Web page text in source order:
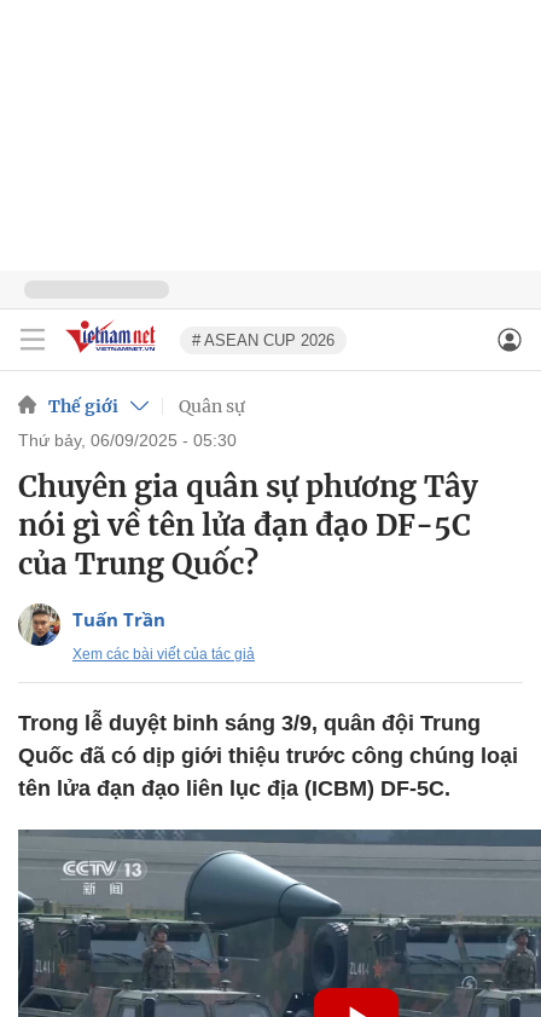
# ASEAN CUP 2026
Thế giới Quân sự
thứ bảy, 06/09/2025 - 05:30
Chuyên gia quân sự phương Tây
nói gì về tên lửa đạn đạo DF-5C
của Trung Quốc?
Tuấn Trần
Xem các bài viết của tác giả
Trong lễ duyệt binh sáng 3/9, quân đội Trung
Quốc đã có dịp giới thiệu trước công chúng loại
tên lửa đạn đạo liên lục địa (ICBM) DF-5C.